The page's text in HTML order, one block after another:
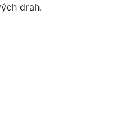
drah.